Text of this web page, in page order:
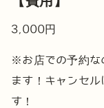
3,000円
※お店での予約な
ます！キャンセ
す！